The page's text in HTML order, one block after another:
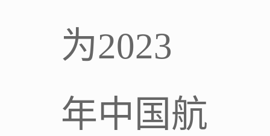
为2023
年中国航